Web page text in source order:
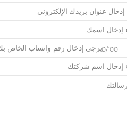
0/100